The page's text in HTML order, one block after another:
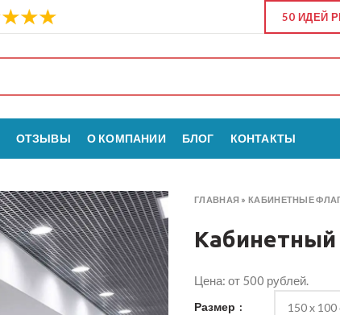
50 ИДЕЙ
ОТЗЫВЫ О КОМПАНИИ БЛОГ КОНТАКТЫ
ГЛАВНАЯ »КАБИНЕТНЫЕ
Цена: от 500 рублей.
Размер